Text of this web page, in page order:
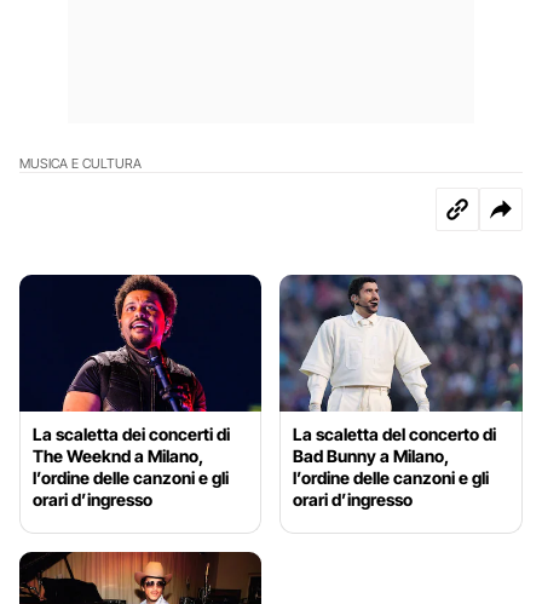
MUSICA E CULTURA
La scaletta dei concerti di
The Weeknd a Milano,
l’ordine delle canzoni e gli
orari d’ingresso
La scaletta del concerto di
Bad Bunny a Milano,
l’ordine delle canzoni e gli
orari d’ingresso